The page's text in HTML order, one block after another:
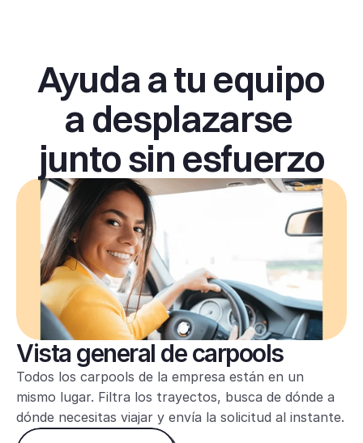
Ayuda a tu equipo
a desplazarse
junto sin esfuerzo
Vista general de carpools
Todos los carpools de la empresa están en un
mismo lugar. Filtra los trayectos, busca de dónde a
dónde necesitas viajar y envía la solicitud al instante.